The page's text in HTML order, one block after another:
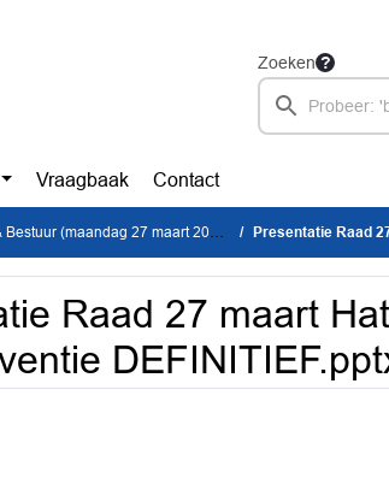
Zoeken
Vraagbaak Contact
(maandag 27 maart 2023) Presentatie Raad 27
Raad 27 maart